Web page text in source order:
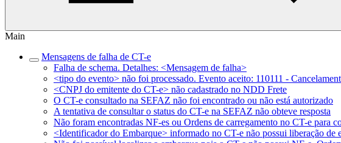
Main
Mensagens de falha de CT-e
Falha de schema. Detalhes: <Mensagem de falha>
<tipo do evento> não foi processado. Evento aceito: 110111 -
<CNPJ do emitente do CT-e> não cadastrado no NDD Frete
O CT-e consultado na SEFAZ não foi encontrado ou não está autorizado
A tentativa de consultar o status do CT-e na SEFAZ não obteve resposta
Não foram encontradas NF-es ou Ordens de carregamento no CT-e para
<Identificador do Embarque> informado no CT-e não possui liberação de